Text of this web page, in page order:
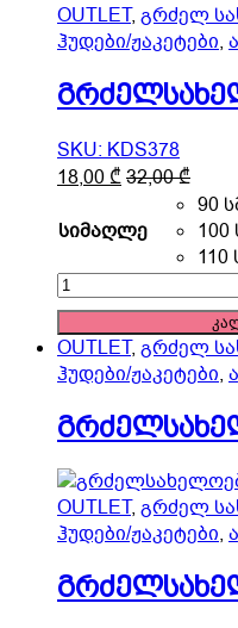
OUTLET, გრძელ
ჰუდები/ჟაკეტები,
SKU: KDS378
18,00₾32,00₾This
has
The
may
be
on
page
სიმაღლე
90
100
110
ზედა
quantity
OUTLET, გრძელ
ჰუდები/ჟაკეტები,
OUTLET, გრძელ
ჰუდები/ჟაკეტები,